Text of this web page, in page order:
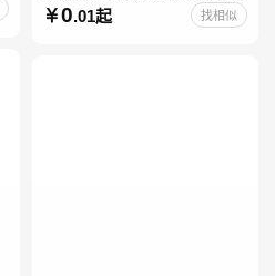
级版七年级必读书目初一上
册人民文学出版社人教版当
0.01起 找相似